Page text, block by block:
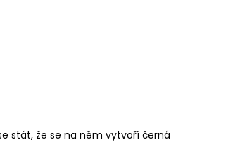
stát, že se na něm vytvoří černá